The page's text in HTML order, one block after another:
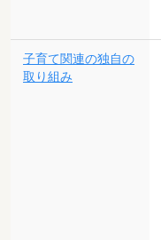
子育て関連の独自の
取り組み